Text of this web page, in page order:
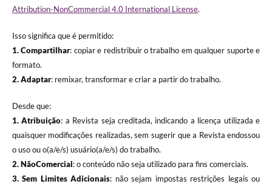
Attribution-NonCommercial 4.0 International License.
Isso significa que é permitido:
1. Compartilhar: copiar e redistribuir o trabalho em qualquer suporte e
formato.
2. Adaptar: remixar, transformar e criar a partir do trabalho.
Desde que:
1. Atribuição: a Revista seja creditada, indicando a licença utilizada e
quaisquer modificações realizadas, sem sugerir que a Revista endossou
o uso ou o(a/e/s) usuário(a/e/s) do trabalho.
2. NãoComercial: o conteúdo não seja utilizado para fins comerciais.
3.Sem Limites Adicionais: não sejam impostas restrições legais ou